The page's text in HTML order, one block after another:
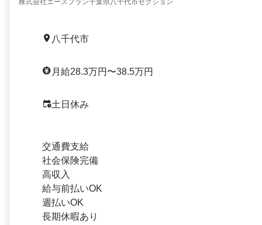
面接OK／27469073
株式会社エースプラン千葉県八千代市セクション
八千代市
月給28.3万円〜38.5万円
土日休み
交通費支給
社会保険完備
高収入
給与前払いOK
週払いOK
長期休暇あり